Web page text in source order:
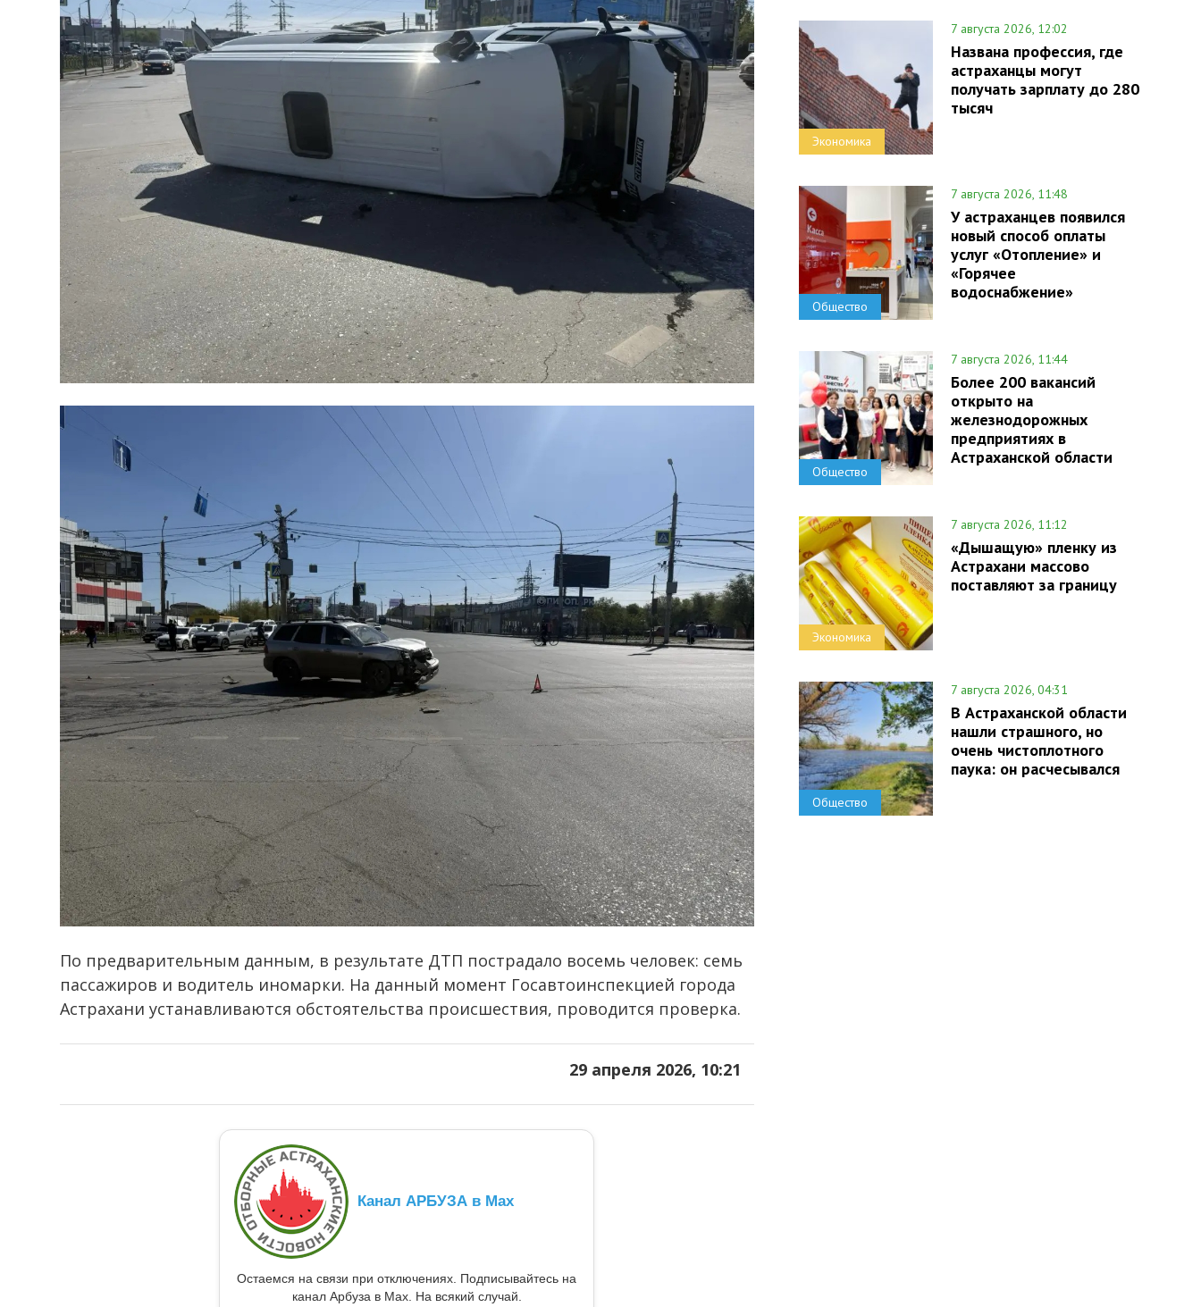
По предварительным данным, в результате ДТП пострадало восемь человек: семь
пассажиров и водитель иномарки. На данный момент Госавтоинспекцией города
Астрахани устанавливаются обстоятельства происшествия, проводится проверка.
29 апреля 2026, 10:21
Канал АРБУЗА в Max
Остаемся на связи при отключениях. Подписывайтесь на
канал Арбуза в Max. На всякий случай.
Экономика
7 августа 2026, 12:02
Названа профессия, где
астраханцы могут
получать зарплату до 280
тысяч
Общество
7 августа 2026, 11:48
У астраханцев появился
новый способ оплаты
услуг «Отопление» и
«Горячее
водоснабжение»
Общество
7 августа 2026, 11:44
Более 200 вакансий
открыто на
железнодорожных
предприятиях в
Астраханской области
Экономика
7 августа 2026, 11:12
«Дышащую» пленку из
Астрахани массово
поставляют за границу
Общество
7 августа 2026, 04:31
В Астраханской области
нашли страшного, но
очень чистоплотного
паука: он расчесывался